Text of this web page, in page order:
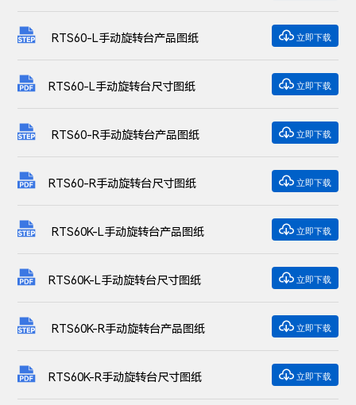
RTS60-L手动旋转台产品图纸  立即下载
RTS60-L手动旋转台尺寸图纸  立即下载
RTS60-R手动旋转台产品图纸  立即下载
RTS60-R手动旋转台尺寸图纸  立即下载
RTS60K-L手动旋转台产品图纸  立即下载
RTS60K-L手动旋转台尺寸图纸  立即下载
RTS60K-R手动旋转台产品图纸  立即下载
RTS60K-R手动旋转台尺寸图纸  立即下载